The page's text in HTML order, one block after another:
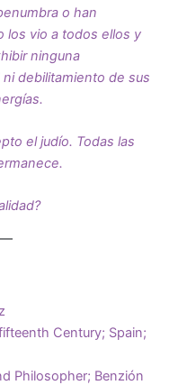
o han
los vio a todos ellos y
ninguna
debilitamiento de sus
el judío. Todas las
Century; Spain;
Philosopher; Benzión